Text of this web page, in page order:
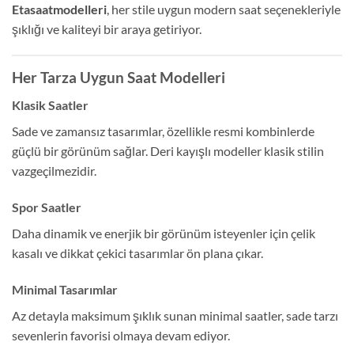
Etasaatmodelleri , her stile uygun modern saat seçenekleriyle
şıklığı ve kaliteyi bir araya getiriyor.
Her Tarza Uygun Saat Modelleri
Klasik Saatler
Sade ve zamansız tasarımlar, özellikle resmi kombinlerde
güçlü bir görünüm sağlar. Deri kayışlı modeller klasik stilin
vazgeçilmezidir.
Spor Saatler
Daha dinamik ve enerjik bir görünüm isteyenler için çelik
kasalı ve dikkat çekici tasarımlar ön plana çıkar.
Minimal Tasarımlar
Az detayla maksimum şıklık sunan minimal saatler, sade tarzı
sevenlerin favorisi olmaya devam ediyor.